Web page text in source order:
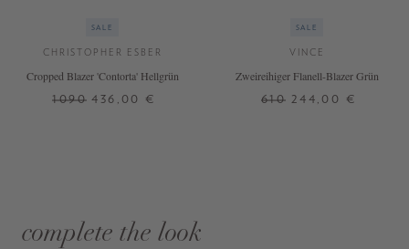
SALE
CHRISTOPHER ESBER
Cropped Blazer 'Contorta' Hellgrün
1090 436,00 €
SALE
VINCE
Zweireihiger Flanell-Blazer Grün
610 244,00 €
complete the look